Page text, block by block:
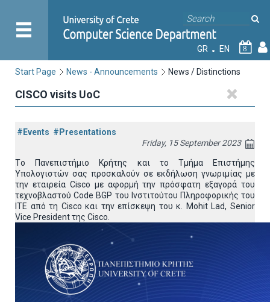
GR EN 8
Start Page News - Announcements News / Distinctions
CISCO visits UoC
#Events #Presentations
Friday, 15 September 2023
Tο Πανεπιστήμιο Κρήτης και το Τμήμα Επιστήμης
Υπολογιστών σας προσκαλούν σε εκδήλωση γνωριμίας με
την εταιρεία Cisco με αφορμή την πρόσφατη εξαγορά του
τεχνοβλαστού Code BGP του Ινστιτούτου Πληροφορικής του
ΙΤΕ από τη Cisco και την επίσκεψη του κ. Mohit Lad, Senior
Vice President της Cisco.